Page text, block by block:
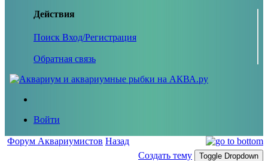
Действия
Поиск Вход/Регистрация
Обратная связь
Войти
Форум Аквариумистов Назад
Создать тему
Toggle Dropdown